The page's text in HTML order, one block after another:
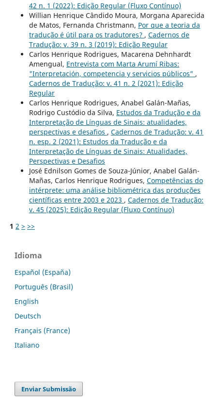
42 n. 1 (2022): Edição Regular (Fluxo Contínuo)
Willian Henrique Cândido Moura, Morgana Aparecida
de Matos, Fernanda Christmann, Por que a teoria da
tradução é útil para os tradutores? , Cadernos de
Tradução: v. 39 n. 3 (2019): Edição Regular
Carlos Henrique Rodrigues, Macarena Dehnhardt
Amengual, Entrevista com Marta Arumí Ribas:
"Interpretación, competencia y servicios públicos” ,
Cadernos de Tradução: v. 41 n. 2 (2021): Edição
Regular
Carlos Henrique Rodrigues, Anabel Galán-Mañas,
Rodrigo Custódio da Silva, Estudos da Tradução e da
Interpretação de Línguas de Sinais: atualidades,
perspectivas e desafios , Cadernos de Tradução: v. 41
n. esp. 2 (2021): Estudos da Tradução e da
Interpretação de Línguas de Sinais: Atualidades,
Perspectivas e Desafios
José Ednilson Gomes de Souza-Júnior, Anabel Galán-
Mañas, Carlos Henrique Rodrigues, Competências do
intérprete: uma análise bibliométrica das produções
científicas entre 2003 e 2023 , Cadernos de Tradução:
v. 45 (2025): Edição Regular (Fluxo Contínuo)
1 2 > >>
Idioma
Español (España)
Português (Brasil)
English
Deutsch
Français (France)
Italiano
Enviar Submissão